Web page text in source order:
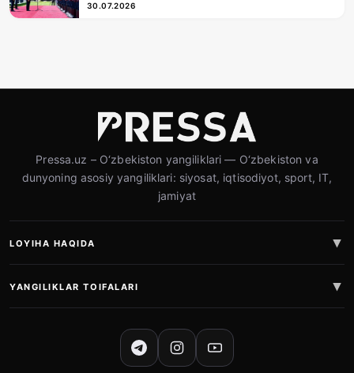
30.07.2026
Pressa.uz – O‘zbekiston yangiliklari — O‘zbekiston va
dunyoning asosiy yangiliklari: siyosat, iqtisodiyot, sport, IT,
jamiyat
LOYIHA HAQIDA
YANGILIKLAR TOIFALARI
IJTIMOIY TARMOQLAR